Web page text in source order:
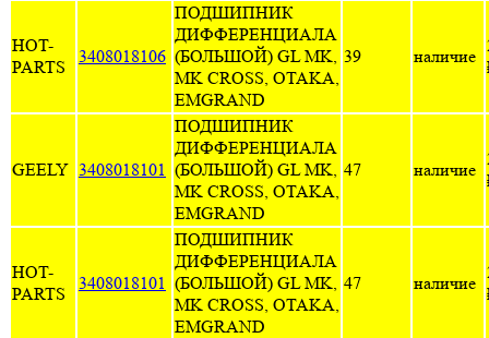
HOT-
PARTS
3408018106
ПОДШИПНИК
ДИФФЕРЕНЦИАЛА
(БОЛЬШОЙ) GL MK,
MK CROSS, OTAKA,
EMGRAND
39 наличие
GEELY 3408018101
ПОДШИПНИК
ДИФФЕРЕНЦИАЛА
(БОЛЬШОЙ) GL MK,
MK CROSS, OTAKA,
EMGRAND
47 наличие
HOT-
PARTS
3408018101
ПОДШИПНИК
ДИФФЕРЕНЦИАЛА
(БОЛЬШОЙ) GL MK,
MK CROSS, OTAKA,
EMGRAND
47 наличие